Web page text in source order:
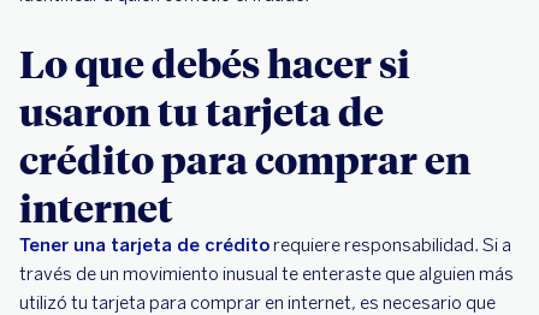
Lo que debés hacer si
usaron tu tarjeta de
crédito para comprar en
internet
Tener una tarjeta de créditorequiere responsabilidad. Si a
través de un movimiento inusual te enteraste que alguien más
utilizó tu tarjeta para comprar en internet, es necesario que